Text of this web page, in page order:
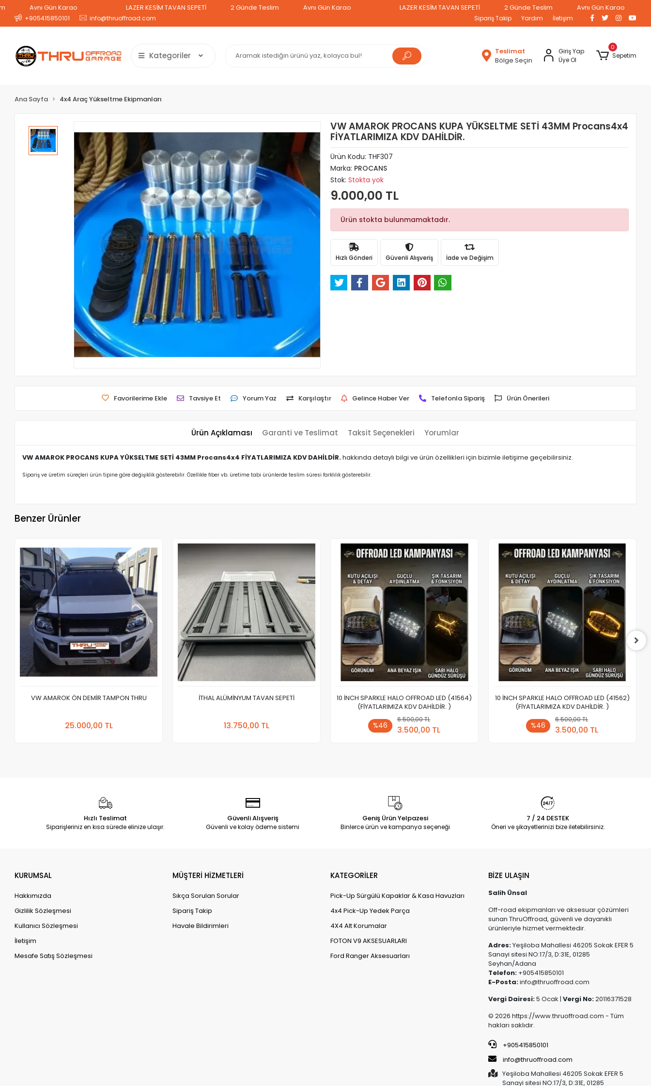
Aynı Gün Kargo LAZER KESİM TAVAN SEPETİ 2 Günde Teslim Aynı Gün Kargo LAZER KESİM TAVAN SEPETİ 2 Günde Teslim Aynı Gün Kargo
+905415850101 info@thruoffroad.com Sipariş Takip Yardım İletişim
Kategoriler
Teslimat
Bölge Seçin
Giriş Yap
Üye Ol
0
Sepetim
Ana Sayfa 4x4 Araç Yükseltme Ekipmanları
VW AMAROK PROCANS KUPA YÜKSELTME SETİ 43MM Procans4x4
FİYATLARIMIZA KDV DAHİLDİR.
Ürün Kodu: THF307
Marka: PROCANS
Stok: Stokta yok
9.000,00 TL
Ürün stokta bulunmamaktadır.
Hızlı Gönderi Güvenli Alışveriş İade ve Değişim
Favorilerime Ekle Tavsiye Et Yorum Yaz Karşılaştır Gelince Haber Ver Telefonla Sipariş Ürün Önerileri
Ürün Açıklaması Garanti ve Teslimat Taksit Seçenekleri Yorumlar
VW AMAROK PROCANS KUPA YÜKSELTME SETİ 43MM Procans4x4 FİYATLARIMIZA KDV DAHİLDİR.hakkında detaylı bilgi ve ürün özellikleri için bizimle iletişime geçebilirsiniz.
Sipariş ve üretim süreçleri ürün tipine göre değişiklik gösterebilir. Özellikle fiber vb. üretime tabi ürünlerde teslim süresi farklılık gösterebilir.
Benzer Ürünler
VW AMAROK ÖN DEMİR TAMPON THRU
25.000,00 TL
İTHAL ALÜMİNYUM TAVAN SEPETİ
13.750,00 TL
10 İNCH SPARKLE HALO OFFROAD LED (41564)
(FİYATLARIMIZA KDV DAHİLDİR. )
%46
6.500,00 TL
3.500,00 TL
Sepete Ekle
10 İNCH SPARKLE HALO OFFROAD LED (41562)
(FİYATLARIMIZA KDV DAHİLDİR. )
%46
6.500,00 TL
3.500,00 TL
Sepete Ekle
Hızlı Teslimat
Siparişleriniz en kısa sürede elinize ulaşır.
Güvenli Alışveriş
Güvenli ve kolay ödeme sistemi
Geniş Ürün Yelpazesi
Binlerce ürün ve kampanya seçeneği
7 / 24 DESTEK
Öneri ve şikayetlerinizi bize iletebilirsiniz.
KURUMSAL
Hakkımızda
Gizlilik Sözleşmesi
Kullanıcı Sözleşmesi
İletişim
Mesafe Satış Sözleşmesi
MÜŞTERİ HİZMETLERİ
Sıkça Sorulan Sorular
Sipariş Takip
Havale Bildirimleri
KATEGORİLER
Pick-Up Sürgülü Kapaklar & Kasa Havuzları
4x4 Pick-Up Yedek Parça
4X4 Alt Korumalar
FOTON V9 AKSESUARLARI
Ford Ranger Aksesuarları
BİZE ULAŞIN
Salih Ünsal
Off-road ekipmanları ve aksesuar çözümleri
sunan ThruOffroad, güvenli ve dayanıklı
ürünleriyle hizmet vermektedir.
Adres:Yeşiloba Mahallesi 46205 Sokak EFER 5
Sanayi sitesi NO:17/3, D:31E, 01285
Seyhan/Adana
Telefon:+905415850101
E-Posta:info@thruoffroad.com
Vergi Dairesi:5 Ocak | Vergi No:20116371528
© 2026 https://www.thruoffroad.com - Tüm
hakları saklıdır.
+905415850101
info@thruoffroad.com
Yeşiloba Mahallesi 46205 Sokak EFER 5
Sanayi sitesi NO:17/3, D:31E, 01285